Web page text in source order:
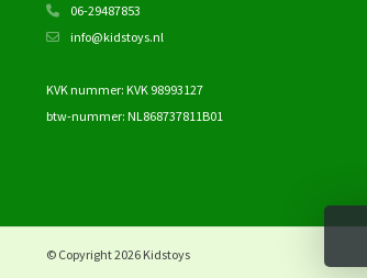
06-29487853
info@kidstoys.nl
KVK nummer: KVK 98993127
btw-nummer: NL868737811B01
© Copyright 2026 Kidstoys